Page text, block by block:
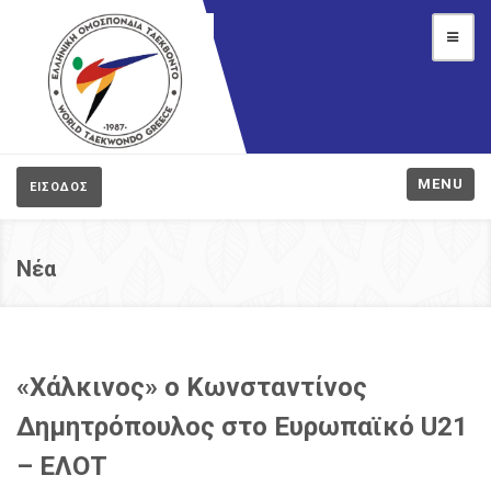
ΕΙΣΟΔΟΣ MENU
Νέα
«Χάλκινος» ο Κωνσταντίνος
Δημητρόπουλος στο Ευρωπαϊκό U21
– ΕΛΟΤ